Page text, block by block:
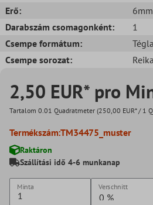
Erő:
6mm
Darabszám csomagonként:
1
Csempe formátum:
Csempe sorozat:
Reika
2,50 EUR* pro
Tartalom 0.01 Quadratmeter (250,00 EUR* / 1
Termékszám:TM34475_muster
Raktáron
Szállítási idő 4-6 munkanap
Minta Verschnitt